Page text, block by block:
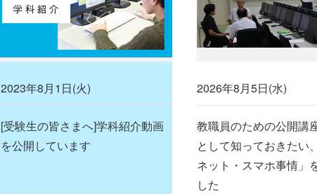
2023年8月1日(火)
[受験生の皆さまへ]学科紹介動画
を公開しています
2026年8月5日(水)
教職員のための公開講
として知っておきたい
ネット・スマホ事情」
した